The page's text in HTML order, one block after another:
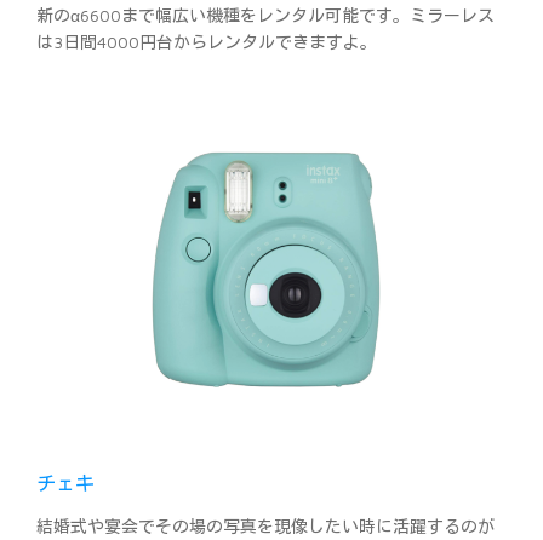
新のα6600まで幅広い機種をレンタル可能です。ミラーレス
は3日間4000円台からレンタルできますよ。
チェキ
結婚式や宴会でその場の写真を現像したい時に活躍するのが